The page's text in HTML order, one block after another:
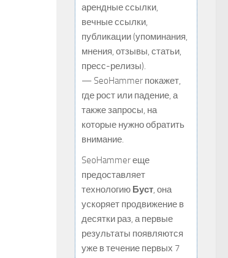
арендные ссылки,
вечные ссылки,
публикации (упоминания,
мнения, отзывы, статьи,
пресс-релизы).
— SeoHammer покажет,
где рост или падение, а
также запросы, на
которые нужно обратить
внимание.
SeoHammer еще
предоставляет
технологию Буст, она
ускоряет продвижение в
десятки раз, а первые
результаты появляются
уже в течение первых 7